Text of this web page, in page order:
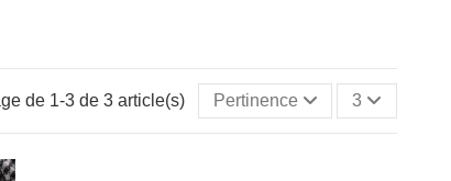
de 1-3 de 3 article(s) Pertinence 3